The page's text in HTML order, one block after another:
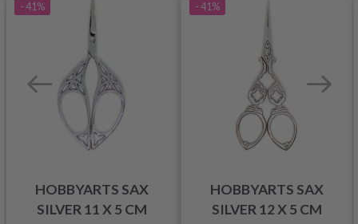
- 41%
HOBBYARTS SAX
SILVER 11 X 5 CM
- 41%
HOBBYARTS SAX
SILVER 12 X 5 CM